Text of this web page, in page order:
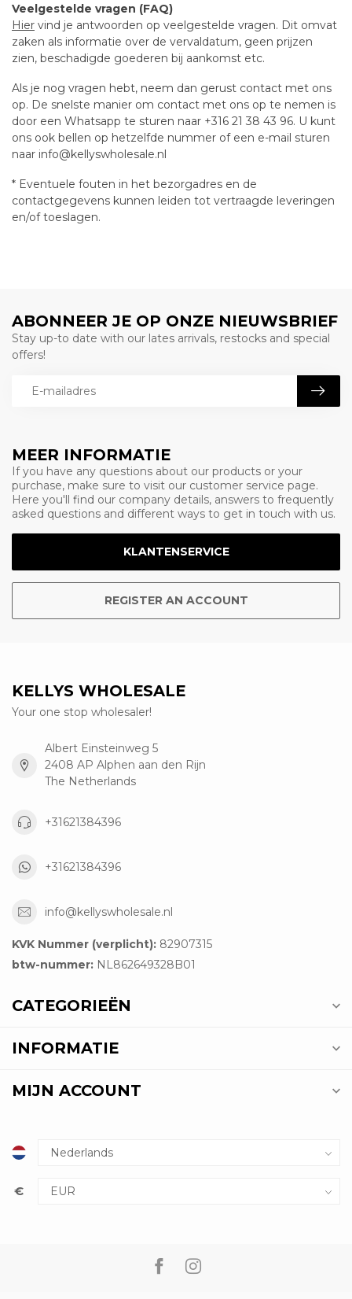
Veelgestelde vragen (FAQ)
Hier vind je antwoorden op veelgestelde vragen. Dit omvat
zaken als informatie over de vervaldatum, geen prijzen
zien, beschadigde goederen bij aankomst etc.
Als je nog vragen hebt, neem dan gerust contact met ons
op. De snelste manier om contact met ons op te nemen is
door een Whatsapp te sturen naar +316 21 38 43 96. U kunt
ons ook bellen op hetzelfde nummer of een e-mail sturen
naar info@kellyswholesale.nl
* Eventuele fouten in het bezorgadres en de
contactgegevens kunnen leiden tot vertraagde leveringen
en/of toeslagen.
MEER INFORMATIE
If you have any questions about our products or your
purchase, make sure to visit our customer service page.
Here you'll find our company details, answers to frequently
asked questions and different ways to get in touch with us.
KLANTENSERVICE
REGISTER AN ACCOUNT
ABONNEER JE OP ONZE NIEUWSBRIEF
Stay up-to date with our lates arrivals, restocks and special
offers!
KELLYS WHOLESALE
Your one stop wholesaler!
Albert Einsteinweg 5
2408 AP Alphen aan den Rijn
The Netherlands
+31621384396
+31621384396
info@kellyswholesale.nl
KVK Nummer (verplicht): 82907315
btw-nummer: NL862649328B01
CATEGORIEËN
INFORMATIE
MIJN ACCOUNT
€